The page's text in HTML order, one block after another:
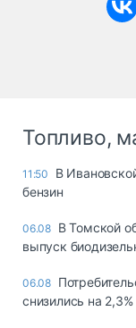
Топливо,
11:50
В
бензин
06.08 В Томской
выпуск
06.08
снизились на 2,3%